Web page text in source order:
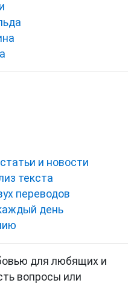
и новости
текста
переводов
день
для любящих и
вопросы или